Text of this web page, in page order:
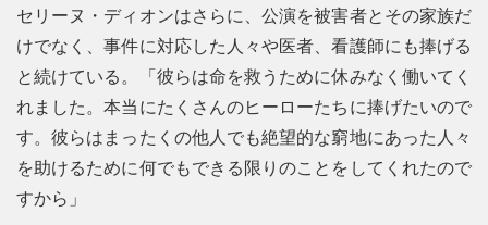
セリーヌ・ディオンはさらに、公演を被害者とその家族だ
けでなく、事件に対応した人々や医者、看護師にも捧げる
と続けている。「彼らは命を救うために休みなく働いてく
れました。本当にたくさんのヒーローたちに捧げたいので
す。彼らはまったくの他人でも絶望的な窮地にあった人々
を助けるために何でもできる限りのことをしてくれたので
すから」